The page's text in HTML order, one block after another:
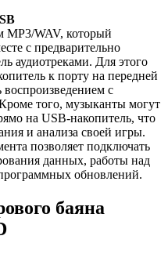
MP3/WAV, который
с предварительно
аудиотреками. Для этого
к порту на передней
с
того, музыканты могут
на USB-накопитель, что
и анализа своей игры.
позволяет подключать
данных, работы над
обновлений.
баяна